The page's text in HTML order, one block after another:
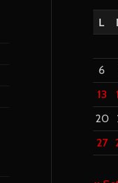
L
6
13
20
27